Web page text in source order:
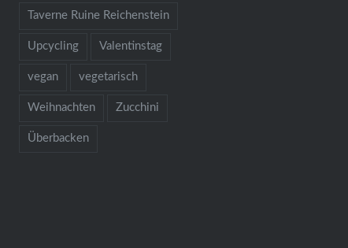
Taverne Ruine Reichenstein
Upcycling Valentinstag
vegan vegetarisch
Weihnachten Zucchini
Überbacken